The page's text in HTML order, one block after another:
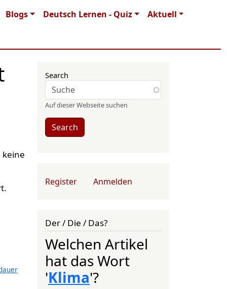
Blogs Deutsch Lernen - Quiz Aktuell
Search
Auf dieser Webseite suchen
Search
User account menu
Register Anmelden
Der / Die / Das?
Welchen Artikel
hat das Wort
'Klima'?